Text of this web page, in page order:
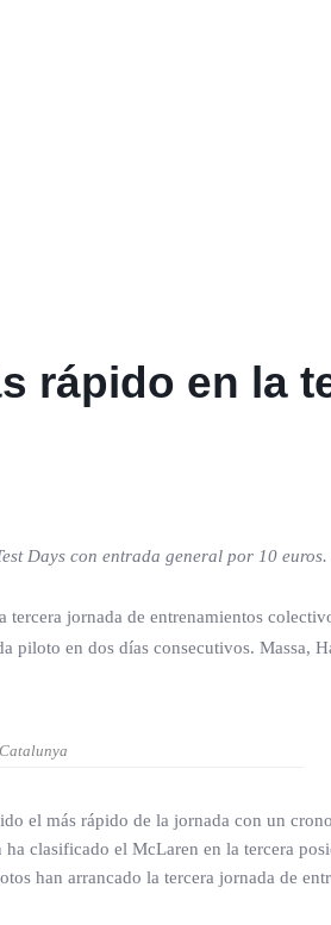
rápido en la
Days con entrada general por 10
tercera jornada de entrenamientos
piloto en dos días consecutivos. Massa,
el más rápido de la jornada con un
clasificado el McLaren en la tercera
han arrancado la tercera jornada de